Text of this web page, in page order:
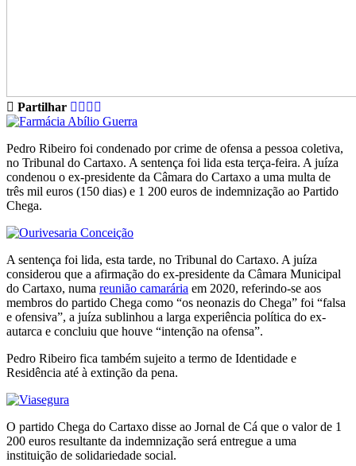
Partilhar
Pedro Ribeiro foi condenado por crime de ofensa a pessoa coletiva,
no Tribunal do Cartaxo. A sentença foi lida esta terça-feira. A juíza
condenou o ex-presidente da Câmara do Cartaxo a uma multa de
três mil euros (150 dias) e 1 200 euros de indemnização ao Partido
Chega.
A sentença foi lida, esta tarde, no Tribunal do Cartaxo. A juíza
considerou que a afirmação do ex-presidente da Câmara Municipal
do Cartaxo, numa reunião camarária em 2020, referindo-se aos
membros do partido Chega como “os neonazis do Chega” foi “falsa
e ofensiva”, a juíza sublinhou a larga experiência política do ex-
autarca e concluiu que houve “intenção na ofensa”.
Pedro Ribeiro fica também sujeito a termo de Identidade e
Residência até à extinção da pena.
O partido Chega do Cartaxo disse ao Jornal de Cá que o valor de 1
200 euros resultante da indemnização será entregue a uma
instituição de solidariedade social.